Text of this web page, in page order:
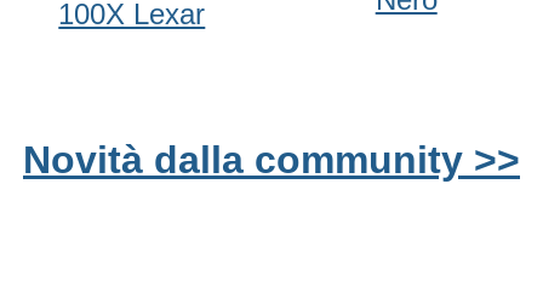
100X Lexar
Novità dalla community >>